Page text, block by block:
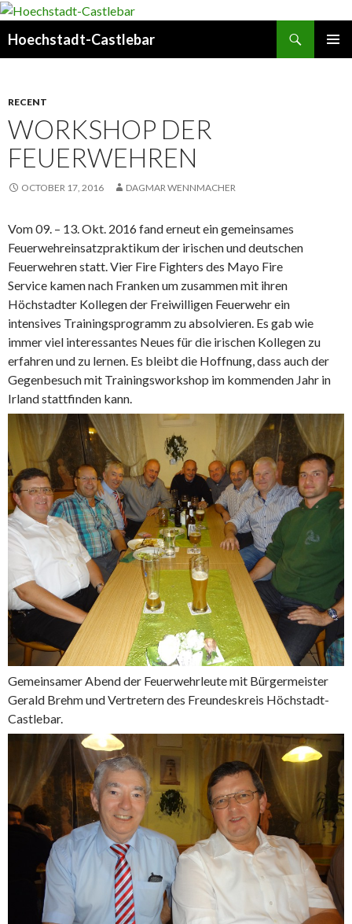
Hoechstadt-Castlebar
RECENT
WORKSHOP DER
FEUERWEHREN
OCTOBER 17, 2016 DAGMAR WENNMACHER
Vom 09. – 13. Okt. 2016 fand erneut ein gemeinsames
Feuerwehreinsatzpraktikum der irischen und deutschen
Feuerwehren statt. Vier Fire Fighters des Mayo Fire
Service kamen nach Franken um zusammen mit ihren
Höchstadter Kollegen der Freiwilligen Feuerwehr ein
intensives Trainingsprogramm zu absolvieren. Es gab wie
immer viel interessantes Neues für die irischen Kollegen zu
erfahren und zu lernen. Es bleibt die Hoffnung, dass auch der
Gegenbesuch mit Trainingsworkshop im kommenden Jahr in
Irland stattfinden kann.
Gemeinsamer Abend der Feuerwehrleute mit Bürgermeister
Gerald Brehm und Vertretern des Freundeskreis Höchstadt-
Castlebar.